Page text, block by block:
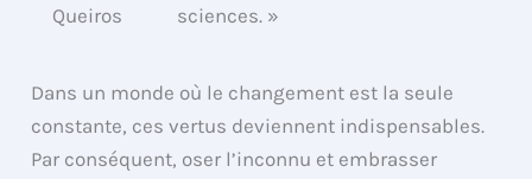
Queiros
sciences. »
Dans un monde où le changement est la seule
constante, ces vertus deviennent indispensables.
Par conséquent, oser l’inconnu et embrasser